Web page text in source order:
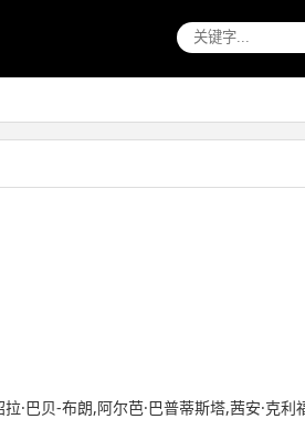
·巴贝-布朗,阿尔芭·巴普蒂斯塔,茜安·克利